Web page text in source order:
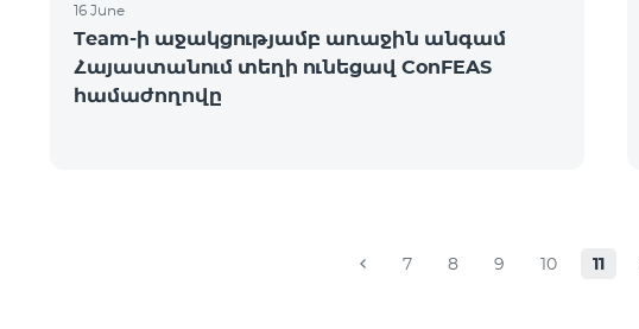
16 June
Team-ի աջակցությամբ առաջին անգամ
Հայաստանում տեղի ունեցավ ConFEAS
համաժողովը
7 8 9 10 11